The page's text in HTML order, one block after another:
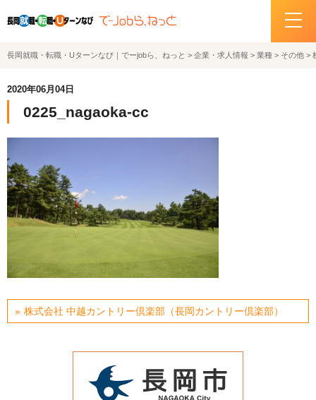
ホーム
企業・求人情報
サポートデスクの紹介
お問い合わせ
サイトポリシー
プライバシーポリシー
長岡就職・転職・Uターンなび｜でーjobら、ねっと > 企業・求人情報 > 業種 > その他 >
2020年06月04日
0225_nagaoka-cc
株式会社 中越カントリー倶楽部（長岡カントリー倶楽部）